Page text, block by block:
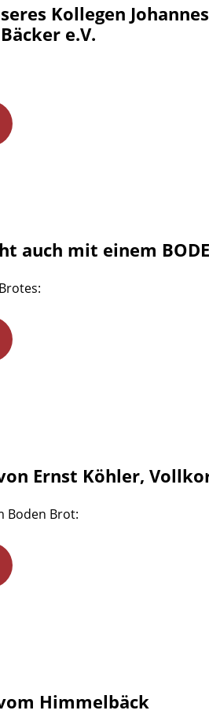
Kollegen
e.V.
auch mit einem
von Ernst Köhler,
Boden Brot:
vom Himmelbäck